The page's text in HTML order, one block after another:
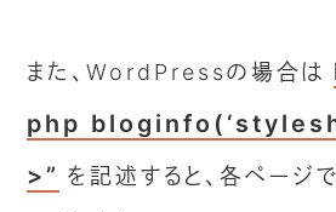
また、WordPressの場合は
php
>” を記述すると、各ページ